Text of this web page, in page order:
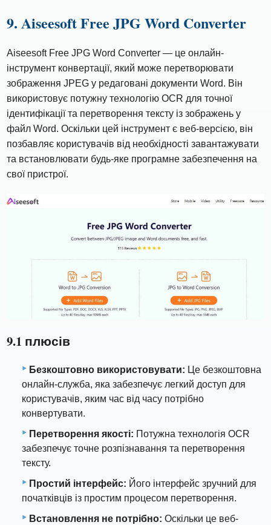
9. Aiseesoft Free JPG Word Converter
Aiseesoft Free JPG Word Converter — це онлайн-
інструмент конвертації, який може перетворювати
зображення JPEG у редаговані документи Word. Він
використовує потужну технологію OCR для точної
ідентифікації та перетворення тексту із зображень у
файл Word. Оскільки цей інструмент є веб-версією, він
позбавляє користувачів від необхідності завантажувати
та встановлювати будь-яке програмне забезпечення на
свої пристрої.
9.1 плюсів
Безкоштовно використовувати: Це безкоштовна
онлайн-служба, яка забезпечує легкий доступ для
користувачів, яким час від часу потрібно
конвертувати.
Перетворення якості: Потужна технологія OCR
забезпечує точне розпізнавання та перетворення
тексту.
Простий інтерфейс: Його інтерфейс зручний для
початківців із простим процесом перетворення.
Встановлення не потрібно: Оскільки це веб-